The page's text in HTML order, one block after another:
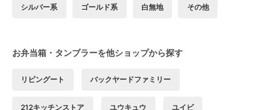
シルバー系 ゴールド系 白無地 その他
お弁当箱・タンブラーを他ショップから探す
リビングート バックヤードファミリー
212キッチンストア ユウキュウ ユイビ